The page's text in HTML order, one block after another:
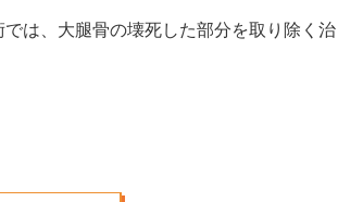
は、大腿骨の壊死した部分を取り除く治